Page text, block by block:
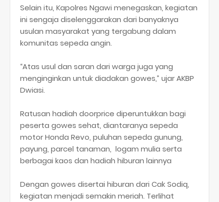
Selain itu, Kapolres Ngawi menegaskan, kegiatan
ini sengaja diselenggarakan dari banyaknya
usulan masyarakat yang tergabung dalam
komunitas sepeda angin.
“Atas usul dan saran dari warga juga yang
menginginkan untuk diadakan gowes,” ujar AKBP
Dwiasi.
Ratusan hadiah doorprice diperuntukkan bagi
peserta gowes sehat, diantaranya sepeda
motor Honda Revo, puluhan sepeda gunung,
payung, parcel tanaman, logam mulia serta
berbagai kaos dan hadiah hiburan lainnya
Dengan gowes disertai hiburan dari Cak Sodiq,
kegiatan menjadi semakin meriah. Terlihat